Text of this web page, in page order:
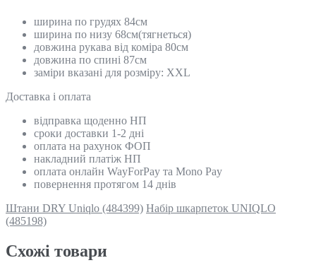
ширина по грудях 84см
ширина по низу 68см(тягнеться)
довжина рукава від коміра 80см
довжина по спині 87см
заміри вказані для розміру: XXL
Доставка і оплата
відправка щоденно НП
сроки доставки 1-2 дні
оплата на рахунок ФОП
накладний платіж НП
оплата онлайн WayForPay та Mono Pay
повернення протягом 14 днів
Штани DRY Uniqlo (484399) Набір шкарпеток UNIQLO
(485198)
Схожi товари